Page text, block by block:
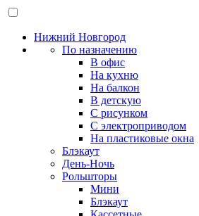
Нижний Новгород
По назначению
В офис
На кухню
На балкон
В детскую
С рисунком
С электроприводом
На пластиковые окна
Блэкаут
День-Ночь
Рольшторы
Мини
Блэкаут